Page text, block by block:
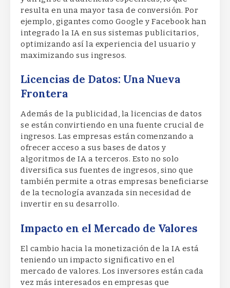
resulta en una mayor tasa de conversión. Por
ejemplo, gigantes como Google y Facebook han
integrado la IA en sus sistemas publicitarios,
optimizando así la experiencia del usuario y
maximizando sus ingresos.
Licencias de Datos: Una Nueva
Frontera
Además de la publicidad, la licencias de datos
se están convirtiendo en una fuente crucial de
ingresos. Las empresas están comenzando a
ofrecer acceso a sus bases de datos y
algoritmos de IA a terceros. Esto no solo
diversifica sus fuentes de ingresos, sino que
también permite a otras empresas beneficiarse
de la tecnología avanzada sin necesidad de
invertir en su desarrollo.
Impacto en el Mercado de Valores
El cambio hacia la monetización de la IA está
teniendo un impacto significativo en el
mercado de valores. Los inversores están cada
vez más interesados en empresas que